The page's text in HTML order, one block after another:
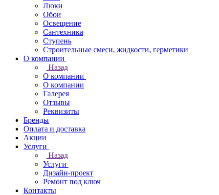
Люки
Обои
Освещение
Сантехника
Ступень
Строительные смеси, жидкости, герметики
О компании
Назад
О компании
О компании
Галерея
Отзывы
Реквизиты
Бренды
Оплата и доставка
Акции
Услуги
Назад
Услуги
Дизайн-проект
Ремонт под ключ
Контакты